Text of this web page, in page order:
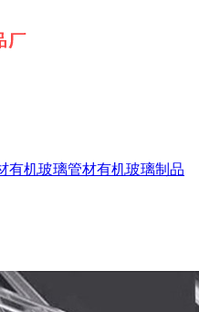
有机玻璃管材有机玻璃制品